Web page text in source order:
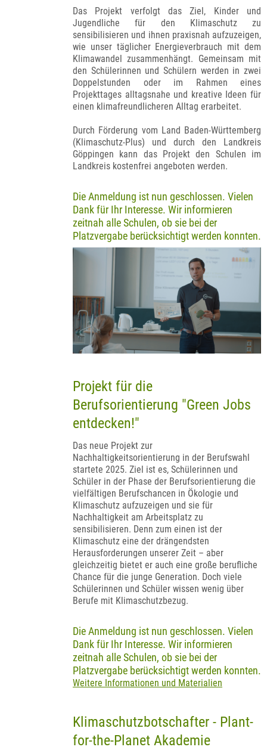
Das Projekt verfolgt das Ziel, Kinder und
Jugendliche für den Klimaschutz zu
sensibilisieren und ihnen praxisnah aufzuzeigen,
wie unser täglicher Energieverbrauch mit dem
Klimawandel zusammenhängt. Gemeinsam mit
den Schülerinnen und Schülern werden in zwei
Doppelstunden oder im Rahmen eines
Projekttages alltagsnahe und kreative Ideen für
einen klimafreundlicheren Alltag erarbeitet.
Durch Förderung vom Land Baden-Württemberg
(Klimaschutz-Plus) und durch den Landkreis
Göppingen kann das Projekt den Schulen im
Landkreis kostenfrei angeboten werden.
Die Anmeldung ist nun geschlossen. Vielen
Dank für Ihr Interesse. Wir informieren
zeitnah alle Schulen, ob sie bei der
Platzvergabe berücksichtigt werden konnten.
Projekt für die
Berufsorientierung "Green Jobs
entdecken!"
Das neue Projekt zur
Nachhaltigkeitsorientierung in der Berufswahl
startete 2025. Ziel ist es, Schülerinnen und
Schüler in der Phase der Berufsorientierung die
vielfältigen Berufschancen in Ökologie und
Klimaschutz aufzuzeigen und sie für
Nachhaltigkeit am Arbeitsplatz zu
sensibilisieren. Denn zum einen ist der
Klimaschutz eine der drängendsten
Herausforderungen unserer Zeit – aber
gleichzeitig bietet er auch eine große berufliche
Chance für die junge Generation. Doch viele
Schülerinnen und Schüler wissen wenig über
Berufe mit Klimaschutzbezug.
Die Anmeldung ist nun geschlossen. Vielen
Dank für Ihr Interesse. Wir informieren
zeitnah alle Schulen, ob sie bei der
Platzvergabe berücksichtigt werden konnten.
Weitere Informationen und Materialien
Klimaschutzbotschafter - Plant-
for-the-Planet Akademie